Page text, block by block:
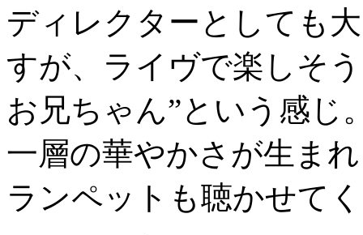
ディレクターとしても
すが、ライヴで楽しそ
お兄ちゃん”という感じ
一層の華やかさが生ま
ランペットも聴かせて